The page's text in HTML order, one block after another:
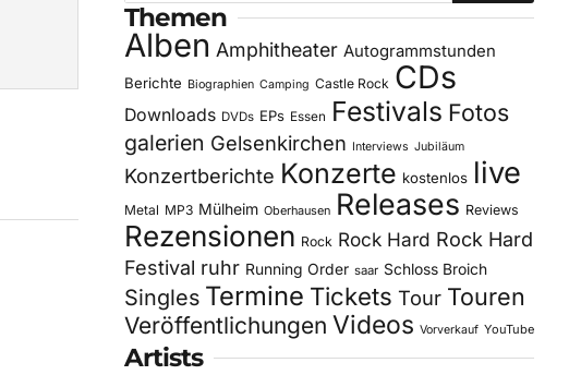
Themen
Alben Amphitheater Autogrammstunden
Berichte Biographien Camping Castle Rock CDs
Downloads DVDs EPs Essen Festivals Fotos
galerien Gelsenkirchen Interviews Jubiläum
Konzertberichte Konzerte kostenlos live
Metal MP3 Mülheim Oberhausen Releases Reviews
Rezensionen Rock Rock Hard Rock Hard
Festival ruhr Running Order saar Schloss Broich
Singles Termine Tickets Tour Touren
Veröffentlichungen Videos Vorverkauf YouTube
Artists